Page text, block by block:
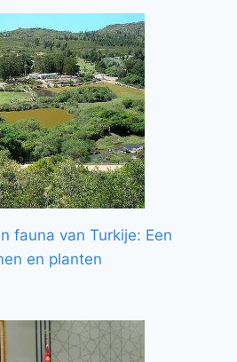
fauna van Turkije: Een
en planten